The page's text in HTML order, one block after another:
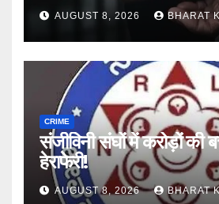
AUGUST 8, 2026 BHARAT
CRIME
संजीविनी संघों में करोड़ों की
हेराफेरी!
AUGUST 8, 2026 BHARAT